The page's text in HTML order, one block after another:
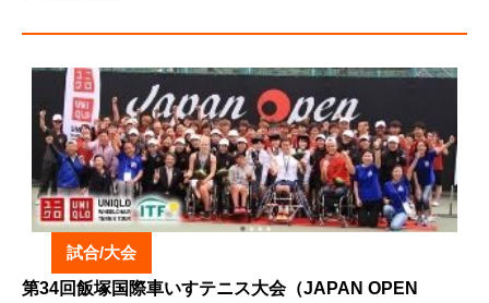
試合/大会
第34回飯塚国際車いすテニス大会（JAPAN OPEN